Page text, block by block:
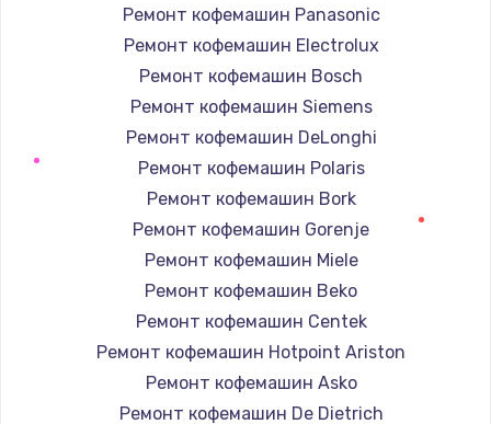
Ремонт капиллярной трубки
3390 руб.
Заказать
Ремонт электропроводки
820 руб.
Заказать
Замена панели управления
1240 руб.
Заказать
Прошивка
Ремонт кофемашин Panasonic
Ремонт кофемашин Electrolux
Ремонт кофемашин Bosch
Ремонт кофемашин Siemens
Ремонт кофемашин DeLonghi
Ремонт кофемашин Polaris
Ремонт кофемашин Bork
Ремонт кофемашин Gorenje
Ремонт кофемашин Miele
Ремонт кофемашин Beko
Ремонт кофемашин Centek
Ремонт кофемашин Hotpoint Ariston
Ремонт кофемашин Asko
Ремонт кофемашин De Dietrich